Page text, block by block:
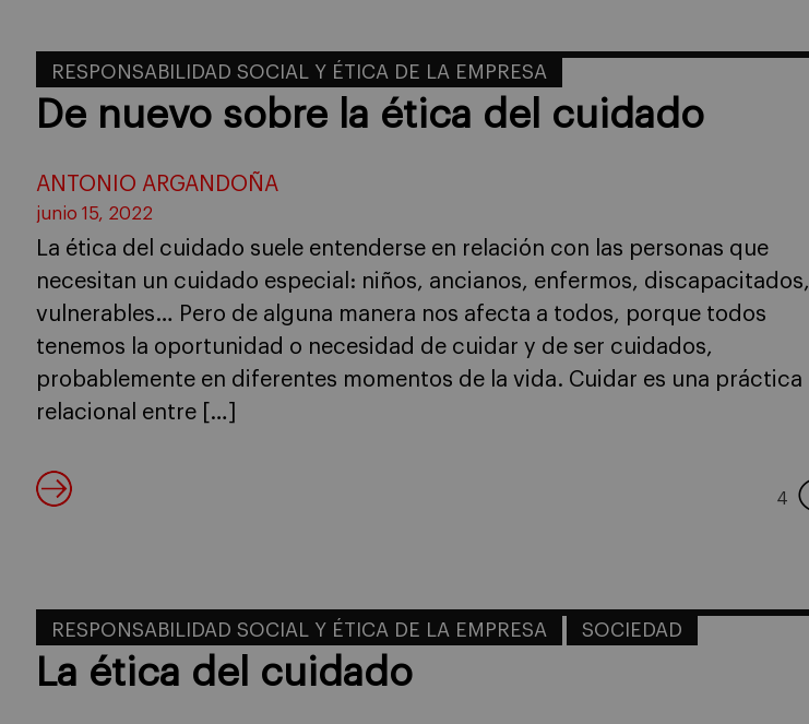
RESPONSABILIDAD SOCIAL Y ÉTICA DE LA EMPRESA
De nuevo sobre la ética del cuidado
ANTONIO ARGANDOÑA
junio 15, 2022
La ética del cuidado suele entenderse en relación con las personas que
necesitan un cuidado especial: niños, ancianos, enfermos, discapacitados,
vulnerables… Pero de alguna manera nos afecta a todos, porque todos
tenemos la oportunidad o necesidad de cuidar y de ser cuidados,
probablemente en diferentes momentos de la vida. Cuidar es una práctica
relacional entre […]
4
RESPONSABILIDAD SOCIAL Y ÉTICA DE LA EMPRESA SOCIEDAD
La ética del cuidado